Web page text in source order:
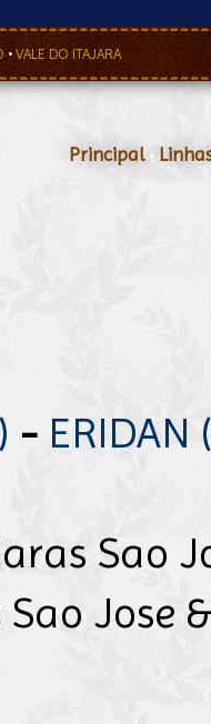
• VALE DO ITAJARA
Principal•
- ERIDAN
Sao
Jose